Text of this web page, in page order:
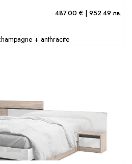
487.00 € | 952.49 лв.
+ anthracite